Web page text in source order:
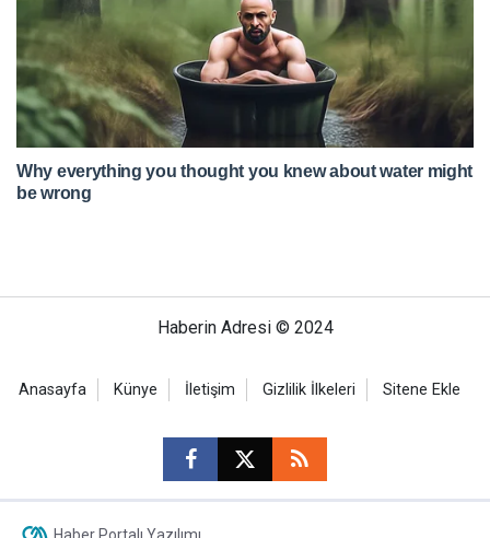
Haberin Adresi © 2024
Anasayfa Künye İletişim Gizlilik İlkeleri Sitene Ekle